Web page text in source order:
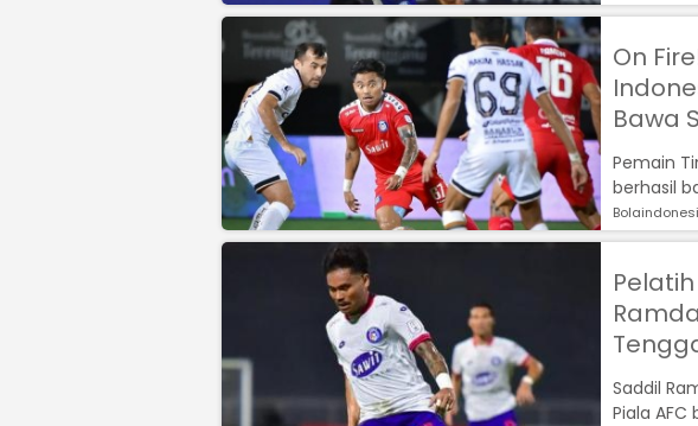
On
Bawa
Cukup
Pemain
berhasil
atas
Saddil
Piala AFC